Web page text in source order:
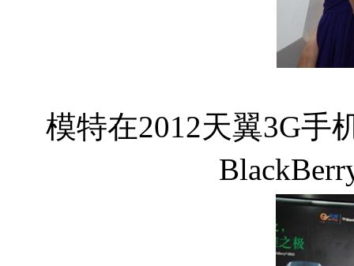
模特在2012天翼3G手